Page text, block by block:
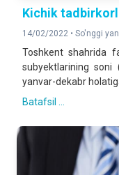
Kichik
14/02/2022 • So'nggi
Toshkent shahrida
subyektlarining soni
yanvar-dekabr holatiga
Batafsil ...